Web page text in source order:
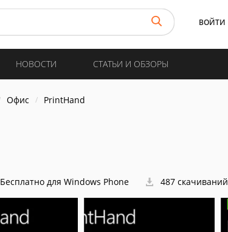
ВОЙТИ
НОВОСТИ СТАТЬИ И ОБЗОРЫ
Офис PrintHand
Бесплатно для Windows Phone 487 скачиваний